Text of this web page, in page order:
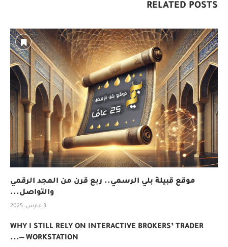
RELATED POSTS
موقع قبيلة بلي الرسمي.. ربع قرن من المجد الرقمي
والتواصل...
3 مارس، 2025
WHY I STILL RELY ON INTERACTIVE BROKERS’ TRADER
WORKSTATION —...